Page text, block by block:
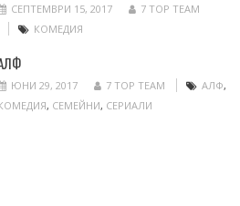
СЕПТЕМВРИ 15, 2017
7 TOP TEAM
КОМЕДИЯ
ЮНИ 29, 2017 7 TOP TEAM АЛФ,
, СЕМЕЙНИ, СЕРИАЛИ